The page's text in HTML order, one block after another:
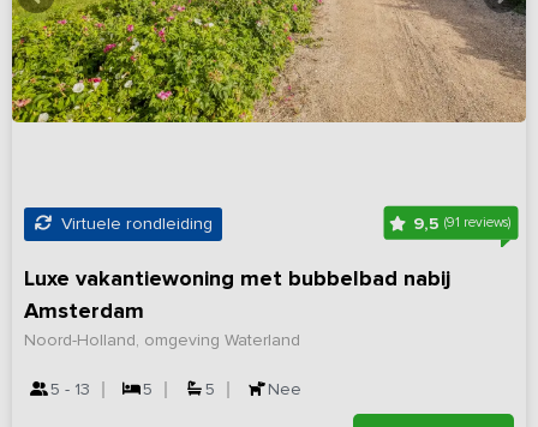
Virtuele rondleiding 9,5(91 reviews)
Luxe vakantiewoning met bubbelbad nabij
Amsterdam
Noord-Holland, omgeving Waterland
5 - 13 5 5 Nee